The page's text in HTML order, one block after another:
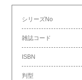
シリーズNo
雑誌コード
ISBN
判型